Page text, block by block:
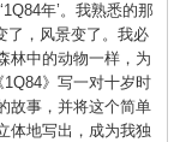
年’。我熟悉的那
了，风景变了。我必
林中的动物一样，为
》写一对十岁时
故事，并将这个简单
体地写出，成为我独